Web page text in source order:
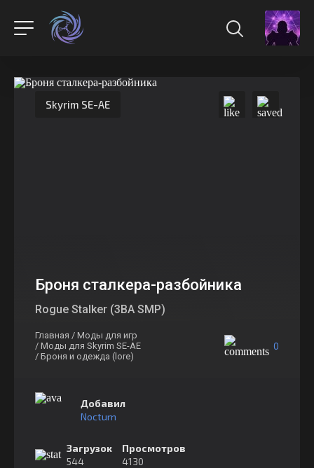
Skyrim SE-AE
Броня сталкера-разбойника
Rogue Stalker (3BA SMP)
Главная / Моды для игр
/ Моды для Skyrim SE-AE
/ Броня и одежда (lore)
0
Добавил
Nocturn
Загрузок
544
Просмотров
4130